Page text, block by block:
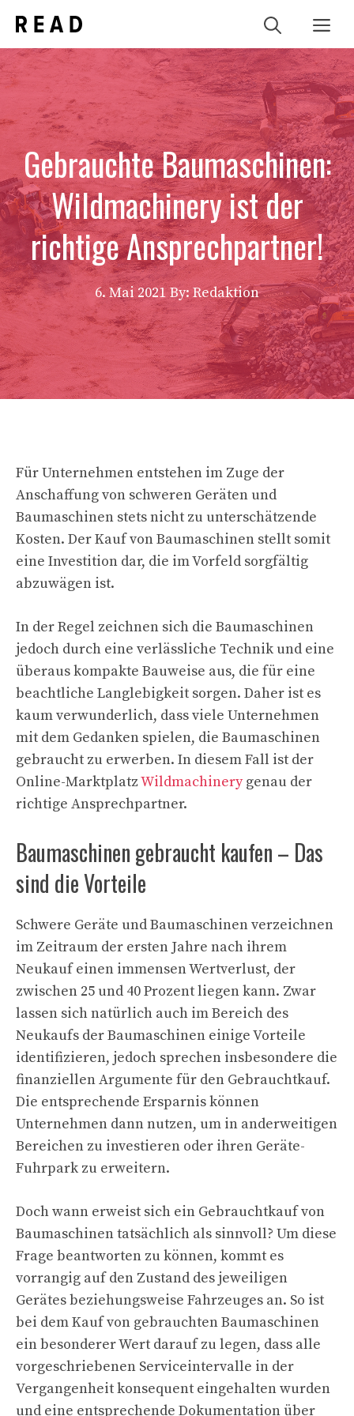
Inhalt
springen
Gebrauchte Baumaschinen:
Wildmachinery ist der
richtige Ansprechpartner!
6. Mai 2021 By: Redaktion
Für Unternehmen entstehen im Zuge der
Anschaffung von schweren Geräten und
Baumaschinen stets nicht zu unterschätzende
Kosten. Der Kauf von Baumaschinen stellt somit
eine Investition dar, die im Vorfeld sorgfältig
abzuwägen ist.
In der Regel zeichnen sich die Baumaschinen
jedoch durch eine verlässliche Technik und eine
überaus kompakte Bauweise aus, die für eine
beachtliche Langlebigkeit sorgen. Daher ist es
kaum verwunderlich, dass viele Unternehmen
mit dem Gedanken spielen, die Baumaschinen
gebraucht zu erwerben. In diesem Fall ist der
Online-MarktplatzWildmachinerygenau der
richtige Ansprechpartner.
Baumaschinen gebraucht kaufen – Das
sind die Vorteile
Schwere Geräte und Baumaschinen verzeichnen
im Zeitraum der ersten Jahre nach ihrem
Neukauf einen immensen Wertverlust, der
zwischen 25 und 40 Prozent liegen kann. Zwar
lassen sich natürlich auch im Bereich des
Neukaufs der Baumaschinen einige Vorteile
identifizieren, jedoch sprechen insbesondere die
finanziellen Argumente für den Gebrauchtkauf.
Die entsprechende Ersparnis können
Unternehmen dann nutzen, um in anderweitigen
Bereichen zu investieren oder ihren Geräte-
Fuhrpark zu erweitern.
Doch wann erweist sich ein Gebrauchtkauf von
Baumaschinen tatsächlich als sinnvoll? Um diese
Frage beantworten zu können, kommt es
vorrangig auf den Zustand des jeweiligen
Gerätes beziehungsweise Fahrzeuges an. So ist
bei dem Kauf von gebrauchten Baumaschinen
ein besonderer Wert darauf zu legen, dass alle
vorgeschriebenen Serviceintervalle in der
Vergangenheit konsequent eingehalten wurden
und eine entsprechende Dokumentation über